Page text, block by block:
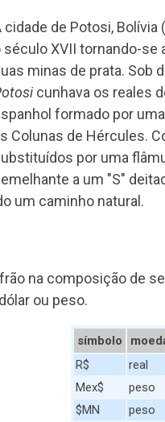
cidade de Potosi, Bolívia
século XVII tornando-se
minas de prata. Sob
cunhava os reales
formado por
Colunas de Hércules.
por uma
a um "S"
um caminho natural.
na composição de
ou peso.
símbolo
R$
real
Mex$
peso
$MN
peso